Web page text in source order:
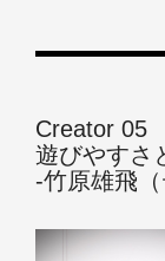
Creator 05
遊びやすさ
‐竹原雄飛